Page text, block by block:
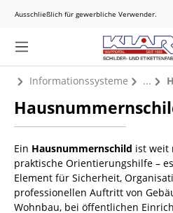
Ausschließlich für gewerbliche Verwender.
Informationssysteme
Ein Hausnummernschild ist weit
praktische Orientierungshilfe –
Element für Sicherheit,
professionellen Auftritt von
Wohnbau, bei öffentlichen